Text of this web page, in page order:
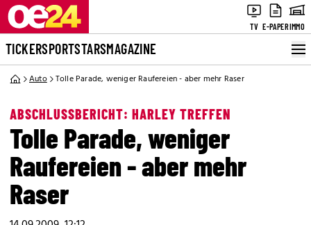
TV E-PAPERIMMO
TICKERSPORTSTARSMAGAZINE
Auto Tolle Parade, weniger Raufereien - aber mehr Raser
ABSCHLUSSBERICHT: HARLEY TREFFEN
Tolle Parade, weniger
Raufereien - aber mehr
Raser